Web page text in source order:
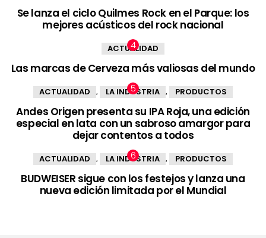
Se lanza el ciclo Quilmes Rock en el Parque: los
mejores acústicos del rock nacional
ACTUALIDAD
Las marcas de Cerveza más valiosas del mundo
ACTUALIDAD , LA INDUSTRIA , PRODUCTOS
Andes Origen presenta su IPA Roja, una edición
especial en lata con un sabroso amargor para
dejar contentos a todos
ACTUALIDAD , LA INDUSTRIA , PRODUCTOS
BUDWEISER sigue con los festejos y lanza una
nueva edición limitada por el Mundial